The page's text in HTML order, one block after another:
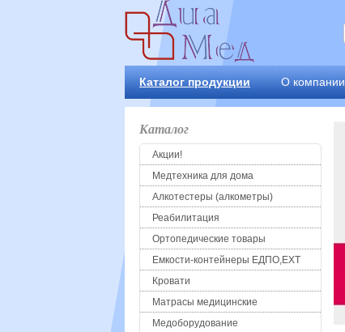
Каталог продукции О компании
Каталог
Акции!
Медтехника для дома
Алкотестеры (алкометры)
Реабилитация
Ортопедические товары
Емкости-контейнеры ЕДПО,ЕХТ
Кровати
Матрасы медицинские
Медоборудование